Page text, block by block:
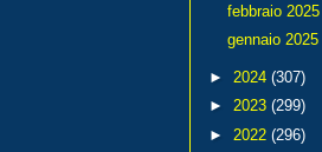
febbraio 2025
gennaio 2025
► 2024 (307)
► 2023 (299)
► 2022 (296)